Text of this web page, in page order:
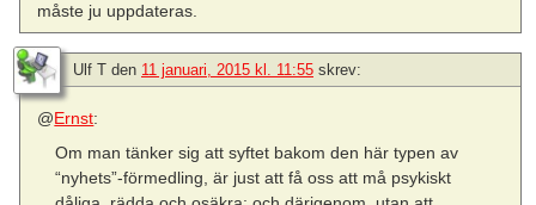
måste ju uppdateras.
Ulf T den 11 januari, 2015 kl. 11:55 skrev:
@Ernst:
Om man tänker sig att syftet bakom den här typen av
“nyhets”-förmedling, är just att få oss att må psykiskt